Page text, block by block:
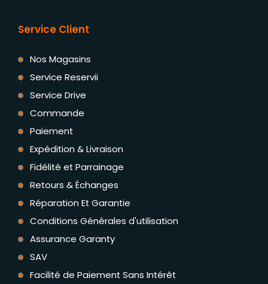
Service Client
Nos Magasins
Service Reservii
Service Drive
Commande
Paiement
Expédition & Livraison
Fidélité et Parrainage
Retours & Échanges
Réparation Et Garantie
Conditions Générales d'utilisation
Assurance Garanty
SAV
Facilité de Paiement Sans Intérêt